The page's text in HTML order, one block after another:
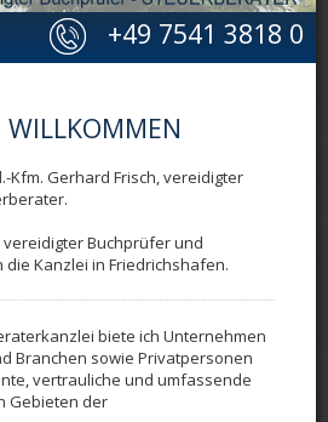
+49 7541 3818 0
WILLKOMMEN
Kfm. Gerhard Frisch, vereidigter
Buchprüfer und
Kanzlei in Friedrichshafen.
biete ich Unternehmen
Branchen sowie Privatpersonen
vertrauliche und umfassende
Gebieten der